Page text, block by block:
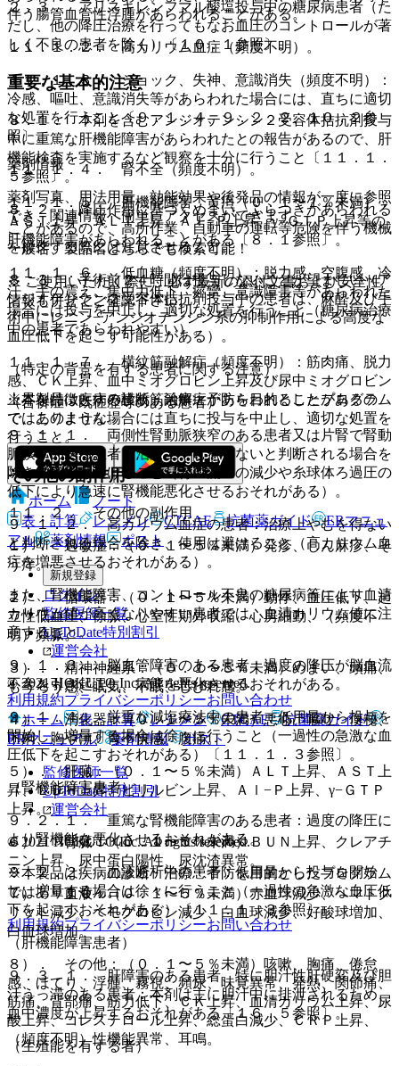
２．３． アリスキレンフマル酸塩投与中の糖尿病患者（た
だし、他の降圧治療を行ってもなお血圧のコントロールが著
しく不良の患者を除く）〔１０．１参照〕。
重要な基本的注意
８．１． 本剤を含むアンジオテンシン２受容体拮抗剤投与
中に重篤な肝機能障害があらわれたとの報告があるので、肝
機能検査を実施するなど観察を十分に行うこと〔１１．１．
５参照〕。
８．２． 降圧作用に基づくめまい、ふらつきがあらわれる
ことがあるので、高所作業、自動車の運転等危険を伴う機械
を操作する際には注意させること。
８．３． 手術前２４時間は投与しないことが望ましい（ア
ンジオテンシン２受容体拮抗剤投与中の患者は、麻酔及び手
術中にレニン−アンジオテンシン系の抑制作用による高度な
血圧低下を起こす可能性がある）。
（特定の背景を有する患者に関する注意）
（合併症・既往歴等のある患者）
９．１．１． 両側性腎動脈狭窄のある患者又は片腎で腎動
脈狭窄のある患者：治療上やむを得ないと判断される場合を
除き、使用は避けること（腎血流量の減少や糸球体ろ過圧の
低下により急速に腎機能悪化させるおそれがある）。
９．１．２． 高カリウム血症の患者：治療上やむを得ない
と判断される場合を除き、使用は避けること（高カリウム血
症を増悪させるおそれがある）。
また、腎機能障害、コントロール不良の糖尿病等により血清
カリウム値が高くなりやすい患者では、血清カリウム値に注
意すること。
９．１．３． 脳血管障害のある患者：過度の降圧が脳血流
不全を引き起こし、病態を悪化させるおそれがある。
９．１．４． 厳重な減塩療法中の患者：低用量から投与を
開始し、増量する場合は徐々に行うこと（一過性の急激な血
圧低下を起こすおそれがある）〔１１．１．３参照〕。
（腎機能障害患者）
９．２．１． 重篤な腎機能障害のある患者：過度の降圧に
より腎機能を悪化させるおそれがある。
９．２．２． 血液透析中の患者：低用量から投与を開始
し、増量する場合は徐々に行うこと（一過性の急激な血圧低
下を起こすおそれがある）〔１１．１．３参照〕。
（肝機能障害患者）
９．３．１． 肝障害のある患者、特に胆汁性肝硬変及び胆
汁うっ滞のある患者：本剤は主に胆汁中に排泄されるため、
血中濃度が上昇するおそれがある〔１６．５参照〕。
（生殖能を有する者）
伴う腸管血管性浮腫があらわれることがある。
１１．１．２． 高カリウム血症（頻度不明）。
１１．１．３． ショック、失神、意識消失（頻度不明）：
冷感、嘔吐、意識消失等があらわれた場合には、直ちに適切
な処置を行うこと〔９．１．４、９．２．２、１０．２参
照〕。
１１．１．４． 腎不全（頻度不明）。
１１．１．５． 肝機能障害、黄疸（０．１〜１％未満）：
ＡＳＴ上昇、ＡＬＴ上昇、Ａｌ−Ｐ上昇、γ−ＧＴＰ上昇等の
肝機能障害があらわれることがある〔８．１参照〕。
１１．１．６． 低血糖（頻度不明）：脱力感、空腹感、冷
汗、手の震え、集中力低下、痙攣、意識障害等があらわれた
場合には投与を中止し、適切な処置を行うこと（糖尿病治療
中の患者であらわれやすい）。
１１．１．７． 横紋筋融解症（頻度不明）：筋肉痛、脱力
感、ＣＫ上昇、血中ミオグロビン上昇及び尿中ミオグロビン
上昇を特徴とする横紋筋融解症があらわれることがあるの
で、このような場合には直ちに投与を中止し、適切な処置を
行うこと。
その他の副作用
１１．２． その他の副作用
１）． 過敏症：（０．１〜５％未満）発疹、じん麻疹、そ
う痒。
２）． 循環器：（０．１〜５％未満）動悸、血圧低下、起
立性低血圧、徐脈、心室性期外収縮、心房細動、（頻度不
明）頻脈。
３）． 精神神経系：（０．１〜５％未満）めまい、頭痛、
もうろう感、眠気、不眠、しびれ感。
４）． 消化器：（０．１〜５％未満）悪心、嘔吐、便秘、
下痢、胸やけ、胃不快感、腹痛。
５）． 肝臓：（０．１〜５％未満）ＡＬＴ上昇、ＡＳＴ上
昇、ＬＤＨ上昇、ビリルビン上昇、Ａｌ−Ｐ上昇、γ−ＧＴＰ
上昇。
６）． 腎臓：（０．１〜５％未満）ＢＵＮ上昇、クレアチ
ニン上昇、尿中蛋白陽性、尿沈渣異常。
７）． 血液：（０．１〜５％未満）赤血球減少、ヘマトク
リット減少、ヘモグロビン減少、白血球減少、好酸球増加、
白血球増加。
８）． その他：（０．１〜５％未満）咳嗽、胸痛、倦怠
感、ほてり、浮腫、霧視、頻尿、味覚異常、発熱、関節痛、
筋痛、背部痛、筋力低下、ＣＫ上昇、血清カリウム上昇、尿
酸上昇、コレステロール上昇、総蛋白減少、ＣＲＰ上昇、
（頻度不明）性機能異常、耳鳴。
薬剤情報
薬剤写真、用法用量、効能効果や後発品の情報が一度に参照
でき、関連情報へ簡単にアクセスができます。
一般名、製品名どちらでも検索可能！
※ ご使用いただく際に、必ず最新の添付文書および安全性
情報も併せてご確認下さい。
※本製品は疾病の診断・治療・予防を目的としたプログラム
ではありません。
ホーム
ノート
表・計算
レジメン CTCAE 抗菌薬ガイド
ERマニュ
アル
薬剤情報 ポスト
新規登録
ログイン
監修医師一覧
UpToDate特別割引
運営会社
© 2021 HOKUTO Inc. All rights reserved.
利用規約プライバシーポリシーお問い合わせ
ホーム
表・計算 レジメン CTCAE
抗菌薬ガイド
ERマニュアル
薬剤情報 ポスト
監修医師一覧
UpToDate特別割引
運営会社
© 2021 HOKUTO Inc. All rights reserved.
※本製品は疾病の診断・治療・予防を目的としたプログラム
ではありません。
利用規約プライバシーポリシーお問い合わせ